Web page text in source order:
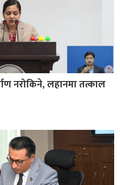
नरोकिने, लहानमा तत्काल